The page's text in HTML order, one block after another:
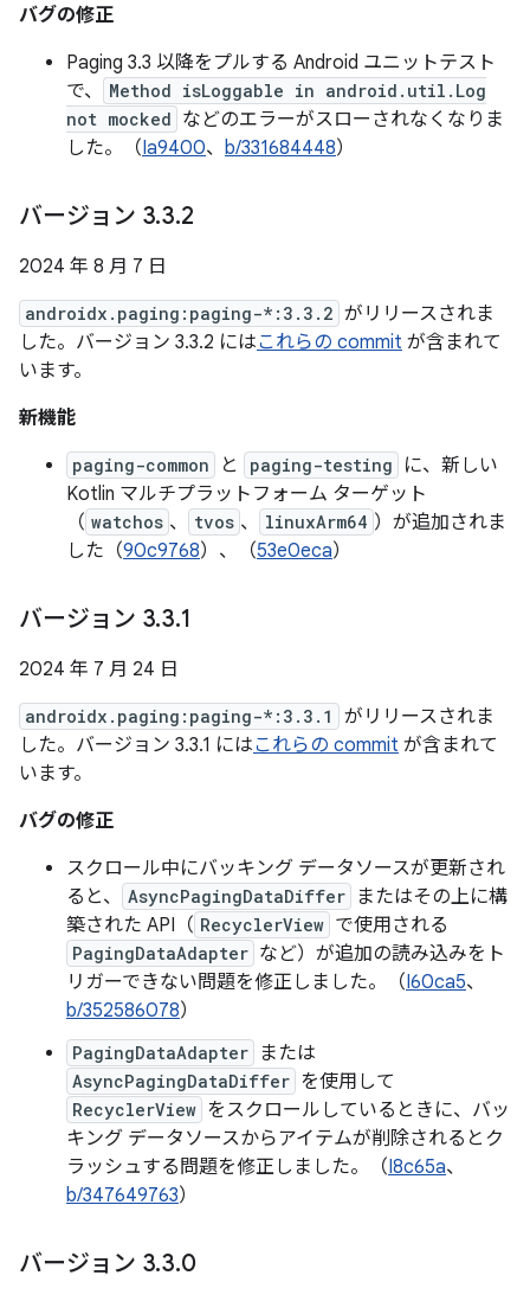
バグの修正
Paging 3.3 以降をプルする Android ユニットテスト
で、
Method isLoggable in android.util.Log
not mocked などのエラーがスローされなくなりま
した。（Ia9400、 b/331684448）
バージョン 3.3.2
2024 年 8 月 7 日
androidx.paging:paging-*:3.3.2 がリリースされま
した。バージョン 3.3.2 にはこれらの commit が含まれて
います。
新機能
paging-common と paging-testing
に、新しい
Kotlin マルチプラットフォーム ターゲット
（ watchos 、 tvos 、 linuxArm64 ）が追加されま
した（90c9768）、（53e0eca）
バージョン 3.3.1
2024 年 7 月 24 日
androidx.paging:paging-*:3.3.1
がリリースされま
した。バージョン 3.3.1 にはこれらの commit が含まれて
います。
バグの修正
スクロール中にバッキング データソースが更新され
ると、
AsyncPagingDataDiffer
またはその上に構
築された API（ RecyclerView で使用される
PagingDataAdapter など）が追加の読み込みをト
リガーできない問題を修正しました。（I60ca5、
b/352586078）
PagingDataAdapter または
AsyncPagingDataDiffer を使用して
RecyclerView をスクロールしているときに、バッ
キング データソースからアイテムが削除されるとク
ラッシュする問題を修正しました。（I8c65a、
b/347649763）
バージョン 3.3.0